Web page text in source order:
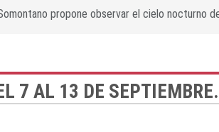
propone observar el cielo nocturno
7 AL 13 DE SEPTIEMBRE.